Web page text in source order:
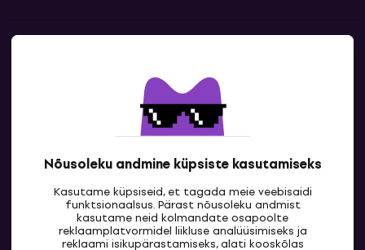
Nõusoleku andmine küpsiste kasutamiseks
Kasutame küpsiseid, et tagada meie veebisaidi
funktsionaalsus. Pärast nõusoleku andmist
kasutame neid kolmandate osapoolte
reklaamplatvormidel liikluse analüüsimiseks ja
reklaami isikupärastamiseks, alati kooskõlas
Kontaktandmed